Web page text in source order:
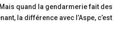
quand la gendarmerie fait des
la différence avec l’Aspe, c’est